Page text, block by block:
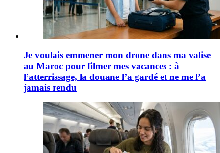
Je voulais emmener mon drone dans ma valise
au Maroc pour filmer mes vacances : à
l’atterrissage, la douane l’a gardé et ne me l’a
jamais rendu